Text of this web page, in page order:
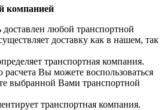
компанией
любой транспортной
доставку как в нашем, так
транспортная компания.
расчета Вы можете воспользоваться
выбранной Вами транспортной
транспортная компания.